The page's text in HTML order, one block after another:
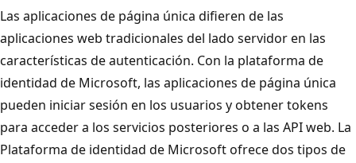
Las aplicaciones de página única difieren de las
aplicaciones web tradicionales del lado servidor en las
características de autenticación. Con la plataforma de
identidad de Microsoft, las aplicaciones de página única
pueden iniciar sesión en los usuarios y obtener tokens
para acceder a los servicios posteriores o a las API web. La
Plataforma de identidad de Microsoft ofrece dos tipos de